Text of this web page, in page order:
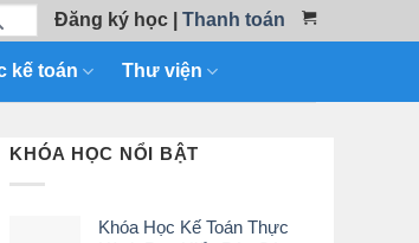
Đăng ký học| Thanh toán
kế toán Thư viện
KHÓA HỌC NỔI BẬT
Khóa Học Kế Toán Thực